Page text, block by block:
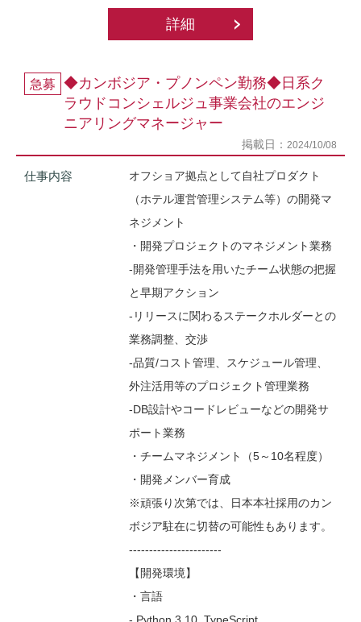
詳細
急募
◆カンボジア・プノンペン勤務◆日系ク
ラウドコンシェルジュ事業会社のエンジ
ニアリングマネージャー
掲載日： 2024/10/08
仕事内容
オフショア拠点として自社プロダクト
（ホテル運営管理システム等）の開発マ
ネジメント
・開発プロジェクトのマネジメント業務
-開発管理手法を用いたチーム状態の把握
と早期アクション
-リリースに関わるステークホルダーとの
業務調整、交渉
-品質/コスト管理、スケジュール管理、
外注活用等のプロジェクト管理業務
-DB設計やコードレビューなどの開発サ
ポート業務
・チームマネジメント（5～10名程度）
・開発メンバー育成
※頑張り次第では、日本本社採用のカン
ボジア駐在に切替の可能性もあります。
-----------------------
【開発環境】
・言語